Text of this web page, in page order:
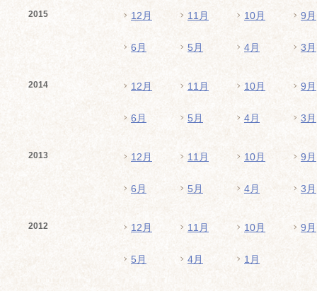
2015 12月 11月 10月 9月
6月 5月 4月 3月
2014 12月 11月 10月 9月
6月 5月 4月 3月
2013 12月 11月 10月 9月
6月 5月 4月 3月
2012 12月 11月 10月 9月
5月 4月 1月